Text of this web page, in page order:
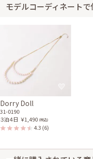
モデルコーディネート
Dorry Doll
31-0190
３泊４日 ￥1,490 (税込)
4.3 (6)